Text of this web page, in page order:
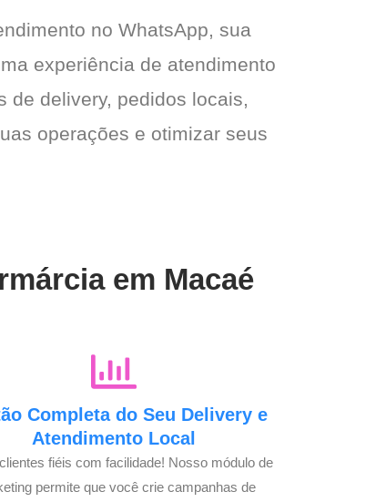
no WhatsApp, sua
experiência de atendimento
de delivery, pedidos locais,
operações e otimizar seus
em Macaé
Completa do Seu Delivery e
Atendimento Local
fiéis com facilidade! Nosso módulo de
permite que você crie campanhas de